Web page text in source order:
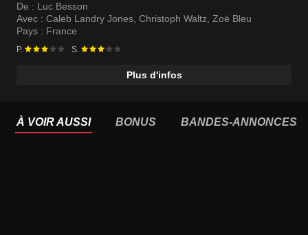
De : Luc Besson
Avec : Caleb Landry Jones, Christoph Waltz, Zoë Bleu
Pays : France
P. S.
Plus d'infos
À VOIR AUSSI BONUS BANDES-ANNONCES